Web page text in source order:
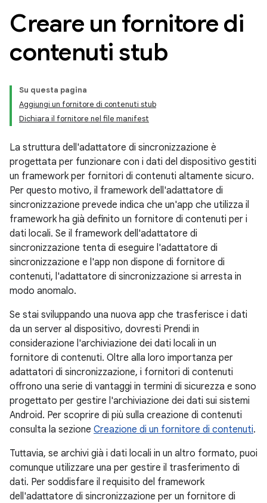
Creare un fornitore di
contenuti stub
Su questa pagina
Aggiungi un fornitore di contenuti stub
Dichiara il fornitore nel file manifest
La struttura dell'adattatore di sincronizzazione è
progettata per funzionare con i dati del dispositivo gestiti
un framework per fornitori di contenuti altamente sicuro.
Per questo motivo, il framework dell'adattatore di
sincronizzazione prevede indica che un'app che utilizza il
framework ha già definito un fornitore di contenuti per i
dati locali. Se il framework dell'adattatore di
sincronizzazione tenta di eseguire l'adattatore di
sincronizzazione e l'app non dispone di fornitore di
contenuti, l'adattatore di sincronizzazione si arresta in
modo anomalo.
Se stai sviluppando una nuova app che trasferisce i dati
da un server al dispositivo, dovresti Prendi in
considerazione l'archiviazione dei dati locali in un
fornitore di contenuti. Oltre alla loro importanza per
adattatori di sincronizzazione, i fornitori di contenuti
offrono una serie di vantaggi in termini di sicurezza e sono
progettato per gestire l'archiviazione dei dati sui sistemi
Android. Per scoprire di più sulla creazione di contenuti
consulta la sezione Creazione di un fornitore di contenuti.
Tuttavia, se archivi già i dati locali in un altro formato, puoi
comunque utilizzare una per gestire il trasferimento di
dati. Per soddisfare il requisito del framework
dell'adattatore di sincronizzazione per un fornitore di